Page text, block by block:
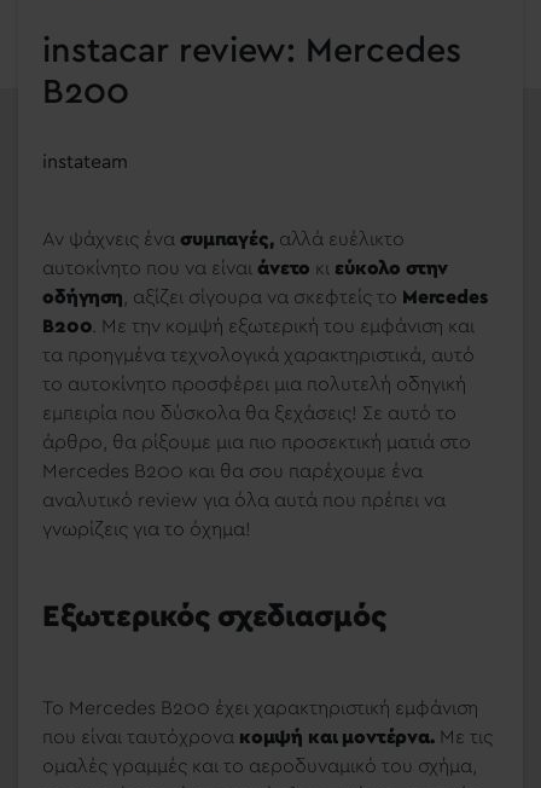
instacar review: Mercedes
B200
instateam
Αν ψάχνεις ένα συμπαγές,αλλά ευέλικτο
αυτοκίνητο που να είναι άνετο κι εύκολο στην
οδήγηση, αξίζει σίγουρα να σκεφτείς το Mercedes
B200. Με την κομψή εξωτερική του εμφάνιση και
τα προηγμένα τεχνολογικά χαρακτηριστικά, αυτό
το αυτοκίνητο προσφέρει μια πολυτελή οδηγική
εμπειρία που δύσκολα θα ξεχάσεις! Σε αυτό το
άρθρο, θα ρίξουμε μια πιο προσεκτική ματιά στο
Mercedes B200 και θα σου παρέχουμε ένα
αναλυτικό review για όλα αυτά που πρέπει να
γνωρίζεις για το όχημα!
Εξωτερικός σχεδιασμός
To Mercedes B200 έχει χαρακτηριστική εμφάνιση
που είναι ταυτόχρονα κομψή και μοντέρνα. Με τις
ομαλές γραμμές και το αεροδυναμικό του σχήμα,